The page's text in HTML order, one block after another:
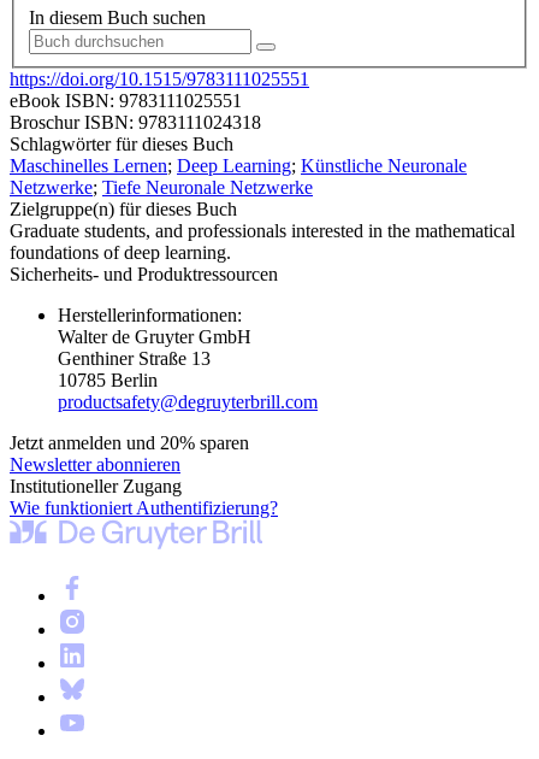
In diesem Buch suchen
https://doi.org/10.1515/9783111025551
eBook ISBN: 9783111025551
Broschur ISBN: 9783111024318
Schlagwörter für dieses Buch
Maschinelles Lernen; Deep Learning; Künstliche Neuronale
Netzwerke; Tiefe Neuronale Netzwerke
Zielgruppe(n) für dieses Buch
Graduate students, and professionals interested in the mathematical
foundations of deep learning.
Sicherheits- und Produktressourcen
Herstellerinformationen:
Walter de Gruyter GmbH
Genthiner Straße 13
10785 Berlin
productsafety@degruyterbrill.com
Jetzt anmelden und 20% sparen
Newsletter abonnieren
Institutioneller Zugang
Wie funktioniert Authentifizierung?